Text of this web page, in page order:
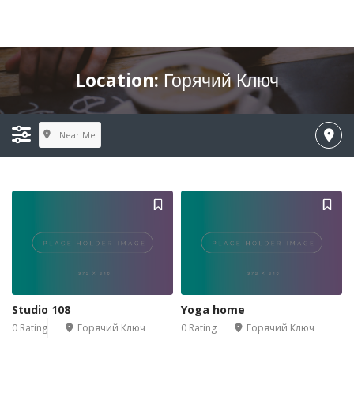
Location:Горячий Ключ
Near Me
Studio 108
0 Rating Горячий Ключ
Yoga home
0 Rating Горячий Ключ